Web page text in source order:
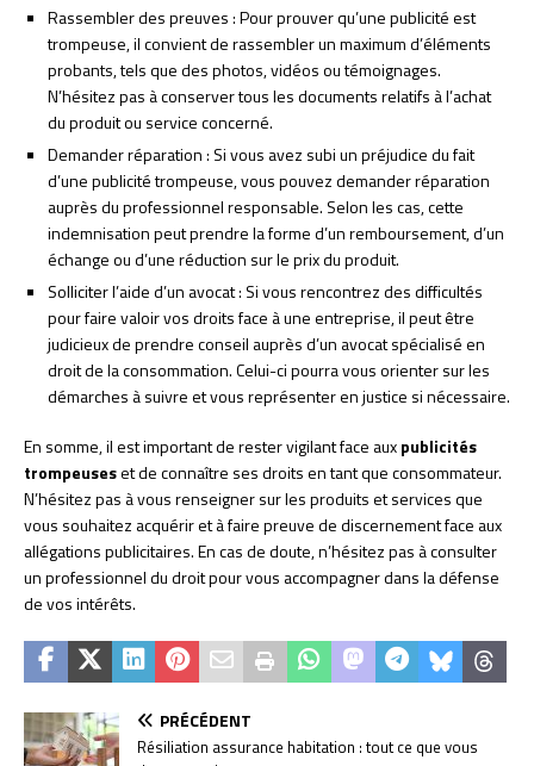
Rassembler des preuves : Pour prouver qu’une publicité est
trompeuse, il convient de rassembler un maximum d’éléments
probants, tels que des photos, vidéos ou témoignages.
N’hésitez pas à conserver tous les documents relatifs à l’achat
du produit ou service concerné.
Demander réparation : Si vous avez subi un préjudice du fait
d’une publicité trompeuse, vous pouvez demander réparation
auprès du professionnel responsable. Selon les cas, cette
indemnisation peut prendre la forme d’un remboursement, d’un
échange ou d’une réduction sur le prix du produit.
Solliciter l’aide d’un avocat : Si vous rencontrez des difficultés
pour faire valoir vos droits face à une entreprise, il peut être
judicieux de prendre conseil auprès d’un avocat spécialisé en
droit de la consommation. Celui-ci pourra vous orienter sur les
démarches à suivre et vous représenter en justice si nécessaire.
En somme, il est important de rester vigilant face auxpublicités
trompeuseset de connaître ses droits en tant que consommateur.
N’hésitez pas à vous renseigner sur les produits et services que
vous souhaitez acquérir et à faire preuve de discernement face aux
allégations publicitaires. En cas de doute, n’hésitez pas à consulter
un professionnel du droit pour vous accompagner dans la défense
de vos intérêts.
PRÉCÉDENT
Résiliation assurance habitation : tout ce que vous